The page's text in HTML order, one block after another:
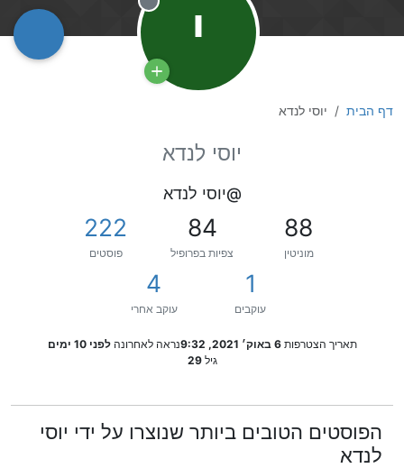
דף הבית יוסי לנדא
י מנותק
יוסי לנדא
@יוסי לנדא
88
מוניטין
84
צפיות בפרופיל
222
פוסטים
1
עוקבים
4
עוקב אחרי
תאריך הצטרפות 6 באוק׳ 2021, 9:32 נראה לאחרונה לפני 10 ימים
גיל 29
הפוסטים הטובים ביותר שנוצרו על ידי יוסי
לנדא